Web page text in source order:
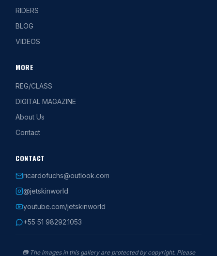
RIDERS
BLOG
VIDEOS
MORE
REG/CLASS
DIGITAL MAGAZINE
About Us
Contact
CONTACT
ricardofuchs@outlook.com
@jetskinworld
youtube.com/jetskinworld
+55 51 98292.1053
📷 The images in this gallery are protected by copyright. Please